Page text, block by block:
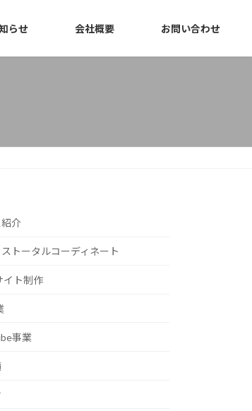
らせ 会社概要 お問い合わせ
介
トータルコーディネート
イト制作
事業